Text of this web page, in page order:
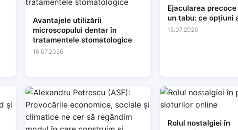
Avantajele utilizării
microscopului dentar în
tratamentele stomatologice
16.07.2026
Ejacularea precoce
un tabu: ce opțiuni
15.07.2026
Rolul nostalgiei în